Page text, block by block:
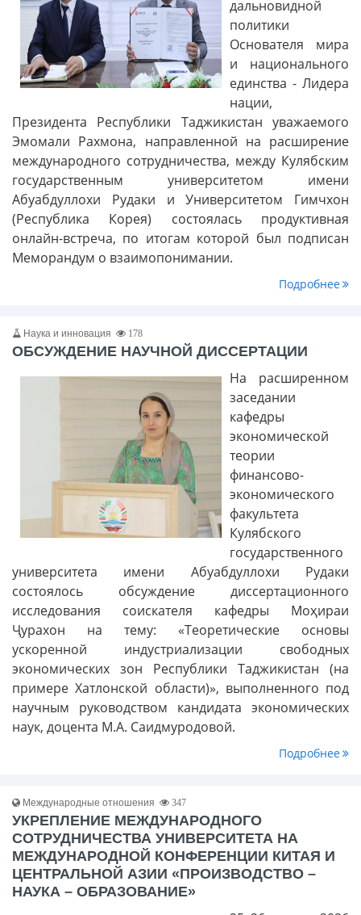
дальновидной
политики
Основателя мира
и национального
единства - Лидера
нации,
Президента Республики Таджикистан уважаемого
Эмомали Рахмона, направленной на расширение
международного сотрудничества, между Кулябским
государственным университетом имени
Абуабдуллохи Рудаки и Университетом Гимчхон
(Республика Корея) состоялась продуктивная
онлайн-встреча, по итогам которой был подписан
Меморандум о взаимопонимании.
Подробнее
Наука и инновация 178
ОБСУЖДЕНИЕ НАУЧНОЙ ДИССЕРТАЦИИ
На расширенном
заседании
кафедры
экономической
теории
финансово-
экономического
факультета
Кулябского
государственного
университета имени Абуабдуллохи Рудаки
состоялось обсуждение диссертационного
исследования соискателя кафедры Моҳираи
Ҷурахон на тему: «Теоретические основы
ускоренной индустриализации свободных
экономических зон Республики Таджикистан (на
примере Хатлонской области)», выполненного под
научным руководством кандидата экономических
наук, доцента М.А. Саидмуродовой.
Подробнее
Международные отношения 347
УКРЕПЛЕНИЕ МЕЖДУНАРОДНОГО
СОТРУДНИЧЕСТВА УНИВЕРСИТЕТА НА
МЕЖДУНАРОДНОЙ КОНФЕРЕНЦИИ КИТАЯ И
ЦЕНТРАЛЬНОЙ АЗИИ «ПРОИЗВОДСТВО –
НАУКА – ОБРАЗОВАНИЕ»